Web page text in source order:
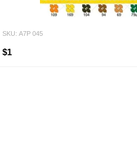
SKU: А7Р 045
$1